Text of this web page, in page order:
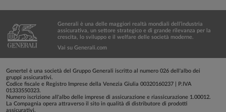
Generali è una delle maggiori realtà mondiali dell’industria
assicurativa, un settore strategico e di grande rilevanza per la
crescita, lo sviluppo e il welfare delle società moderne.
Vai su Generali.com
Genertel è una società del Gruppo Generali iscritto al numero 026 dell'albo dei
gruppi assicurativi.
Codice fiscale e Registro Imprese della Venezia Giulia 00320160237 | P.IVA
01333550323.
Numero iscrizione all'albo delle imprese di assicurazione e riassicurazione 1.00012.
La Compagnia opera attraverso il sito in qualità di distributore di prodotti
assicurativi.